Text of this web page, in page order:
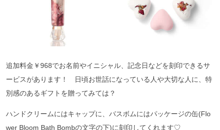
追加料金￥968でお名前やイニシャル、記念日などを刻印できるサ
ービスがあります！ 日頃お世話になっている人や大切な人に、特
別感のあるギフトを贈ってみては？
ハンドクリームにはキャップに、バスボムにはパッケージの缶(Flo
wer Bloom Bath Bombの文字の下)に刻印してくれます♡